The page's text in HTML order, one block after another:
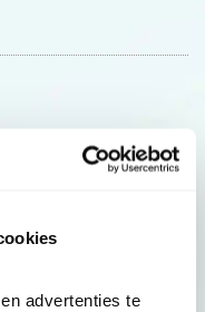
advertenties te
acties en tips